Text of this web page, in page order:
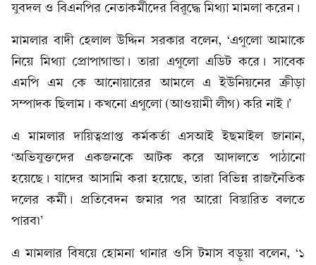
যুবদল ও বিএনপির নেতাকর্মীদের বিরুদ্ধে মিথ্যা মামলা করেন।
মামলার বাদী হেলাল উদ্দিন সরকার বলেন, ‘এগুলো আমাকে
নিয়ে মিথ্যা প্রোপাগান্ডা। তারা এগুলো এডিট করে। সাবেক
এমপি এম কে আনোয়ারের আমলে এ ইউনিয়নের ক্রীড়া
সম্পাদক ছিলাম। কখনো এগুলো (আওয়ামী লীগ) করি নাই।’
এ মামলার দায়িত্বপ্রাপ্ত কর্মকর্তা এসআই ইছমাইল জানান,
‘অভিযুক্তদের একজনকে আটক করে আদালতে পাঠানো
হয়েছে। যাদের আসামি করা হয়েছে, তারা বিভিন্ন রাজনৈতিক
দলের কর্মী। প্রতিবেদন জমার পর আরো বিস্তারিত বলতে
পারব৷’
এ মামলার বিষয়ে হোমনা থানার ওসি টমাস বড়ুয়া বলেন, ‘১